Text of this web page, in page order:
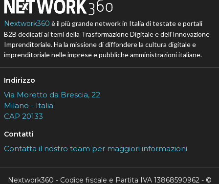
Nextwork360 è il più grande network in Italia di testate e portali
B2B dedicati ai temi della Trasformazione Digitale e dell’Innovazione
Imprenditoriale. Ha la missione di diffondere la cultura digitale e
imprenditoriale nelle imprese e pubbliche amministrazioni italiane.
Indirizzo
Via Moretto da Brescia, 22
Milano - Italia
CAP 20133
Contatti
Contatta il nostro team per maggiori informazioni
Nextwork360 - Codice fiscale e Partita IVA 13868590962 - ©